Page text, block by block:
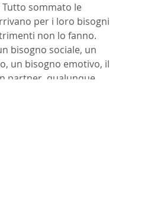
sommato le
per i loro bisogni
non lo fanno.
bisogno sociale, un
un bisogno emotivo, il
partner, qualunque